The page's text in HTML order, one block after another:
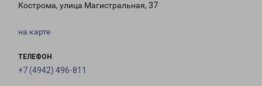
Кострома, улица Магистральная, 37
на карте
ТЕЛЕФОН
+7 (4942) 496-811